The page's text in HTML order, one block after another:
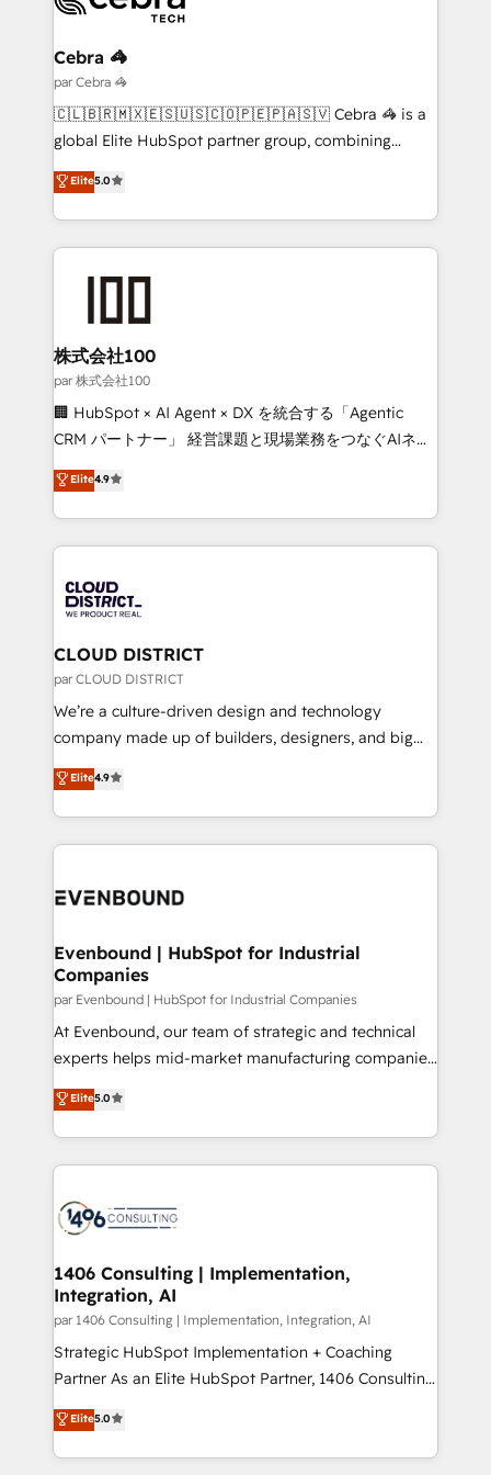
Reporting & Analytics · GTM Architecture · Sales &
Marketing Enablement If you’re ready to elevate
HubSpot from “just your CRM” to your growth
infrastructure—let’s talk.
Cebra 🦓
par Cebra 🦓
🇨🇱🇧🇷🇲🇽🇪🇸🇺🇸🇨🇴🇵🇪🇵🇦🇸🇻 Cebra 🦓 is a
global Elite HubSpot partner group, combining
technology, marketing and media expertise across
Latin America and Southern Europe, with teams
across 9 countries. Born in Chile, we combine local
insight with international reach to help businesses
grow. For over 12 years, we’ve delivered 500+
solutions that integrate CRM, AI automation, inbound
and loop marketing, content, and digital creativity.
Our multicultural team works in Spanish, Portuguese,
and English to design scalable strategies that drive
measurable growth. 🌎 Highlights: • 10+ years as a
Migration Excellence. • Top 3 Partner of the Year
LATAM 2022, 2023, 2024, 2025. • Partner of the Year
with HubSpot? Let Cebra’s experts help you grow
faster, smarter, and with impact.
Elite5.0
株式会社100
par 株式会社100
🏢 HubSpot × AI Agent × DX を統合する「Agentic
CRM パートナー」 経営課題と現場業務をつなぐAIネイ
ティブ・エージェンシーとして、HubSpot Eliteの実装
力で顧客フロント業務を再設計します。 💡 100inc は何
をする会社か？ HubSpotを共通基盤に、AIエージェン
トを組み込んだ顧客フロント業務（マーケティング・営
ィブ・エージェンシーです。事業部・グループ会社・部
門が分立する組織で、データと業務プロセスのサイロ化
を、CRMを軸とした全社共通基盤に再構築します。意
思決定者・PMO・現場担当者に並走します。 1️⃣
HubSpot導入・活用支援 顧客データの一元化から、
GTMの見える化・自動化まで。全Hub統合運用、デー
2️⃣ AIエージェント組織構築 営業・マーケティング業務
の一部をAIが自律実行する組織への移行を設計・実装。
DX × AI推進のPMO伴走支援 複数部門をまたぐDX×AI変
の統合・浸透・変革管理を実行します。 ▸ CMS戦略設
計・構築：リード獲得・CVR・SEOを前提にした情報設
提供。 ▸ 既存CRM・MAからの移行支援：Salesforce・
Marketo・Pardot等からの移行、カスタム設計、履歴
データ移行と活用設計まで。 ▸ AEO対応：ChatGPT・
か？ ✓ HubSpot Eliteパートナー認定 ✓ HubSpotアワ
ード受賞・HUGリーダー ✓ ISO27001:2022 /
ISO9001:2015 取得 ✓ 400社以上の導入実績 ✓
状整理の壁打ちなど、構想段階からお気軽にお問い合わ
せください。
Elite4.9
CLOUD DISTRICT
par CLOUD DISTRICT
We’re a culture-driven design and technology
company made up of builders, designers, and big
thinkers. We blend strategy, design, and
development—always fueled by curiosity—to turn
ideas, opportunities, and challenges into meaningful
experiences. To us, technology is more than just
and—most importantly—simple. That’s why we lean
products and strategies that actually make a
difference.
Elite4.9
Evenbound | HubSpot for Industrial
Companies
par Evenbound | HubSpot for Industrial Companies
At Evenbound, our team of strategic and technical
experts helps mid-market manufacturing companies
achieve real growth. We specialize in delivering
tailored solutions that drive results by leveraging
HubSpot’s platform and data to fuel success.
Technical Solutions: - HubSpot Technical Consulting -
Onboarding - Data Migration & Integrations -
Technical Audit & Optimization Strategic Solutions: -
Revenue Operations - Inbound Marketing -
Outbound Marketing - HubSpot CMS Website
Design & Development We empower our clients to
reach their full potential by providing transparent,
relationship-driven support. With over 300 HubSpot
technical know-how and strategic guidance you
need to succeed.
Elite5.0
1406 Consulting | Implementation,
Integration, AI
par 1406 Consulting | Implementation, Integration, AI
Strategic HubSpot Implementation + Coaching
Partner As an Elite HubSpot Partner, 1406 Consulting
helps mid-market revenue teams transform how
they sell, market, and serve. We don't just build your
HubSpot—we teach your team to own it, then stay
Elite5.0